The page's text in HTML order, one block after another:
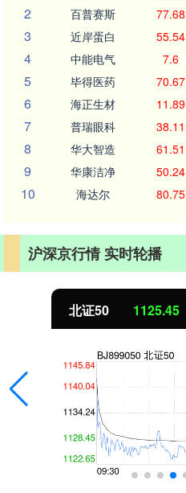
2 百普赛斯 77.68
3 近岸蛋白 55.54
4 中能电气 7.6
5 毕得医药 70.67
6 海正生材 11.89
7 普瑞眼科 38.11
8 华大智造 61.51
9 华康洁净 50.24
10 海达尔 80.75
沪深京行情 实时轮播
北证50 1125.45